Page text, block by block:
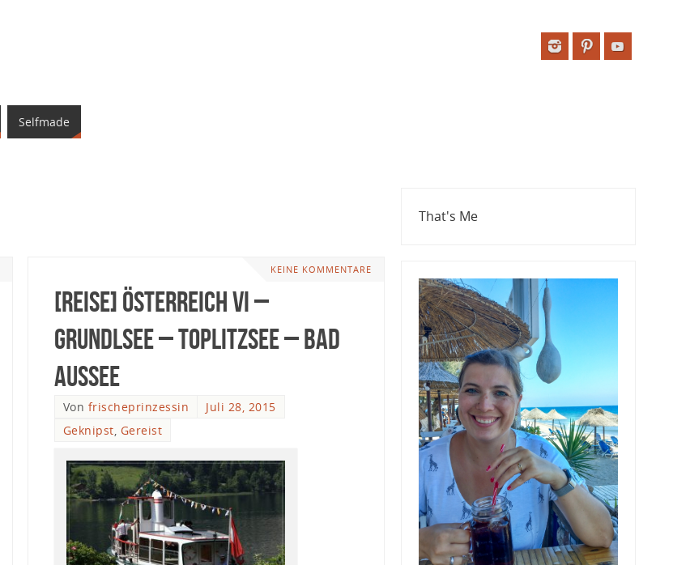
Selfmade
KEINE KOMMENTARE
[Reise] Österreich VI –
Grundlsee – Toplitzsee – Bad
Aussee
Von frischeprinzessin
Juli 28, 2015
Geknipst, Gereist
That's Me